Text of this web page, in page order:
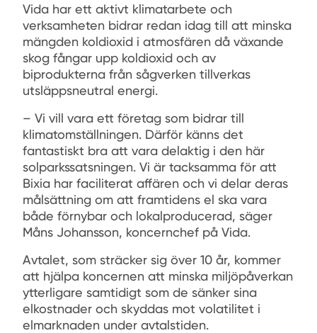
Vida har ett aktivt klimatarbete och
verksamheten bidrar redan idag till att minska
mängden koldioxid i atmosfären då växande
skog fångar upp koldioxid och av
biprodukterna från sågverken tillverkas
utsläppsneutral energi.
– Vi vill vara ett företag som bidrar till
klimatomställningen. Därför känns det
fantastiskt bra att vara delaktig i den här
solparkssatsningen. Vi är tacksamma för att
Bixia har faciliterat affären och vi delar deras
målsättning om att framtidens el ska vara
både förnybar och lokalproducerad, säger
Måns Johansson, koncernchef på Vida.
Avtalet, som sträcker sig över 10 år, kommer
att hjälpa koncernen att minska miljöpåverkan
ytterligare samtidigt som de sänker sina
elkostnader och skyddas mot volatilitet i
elmarknaden under avtalstiden.